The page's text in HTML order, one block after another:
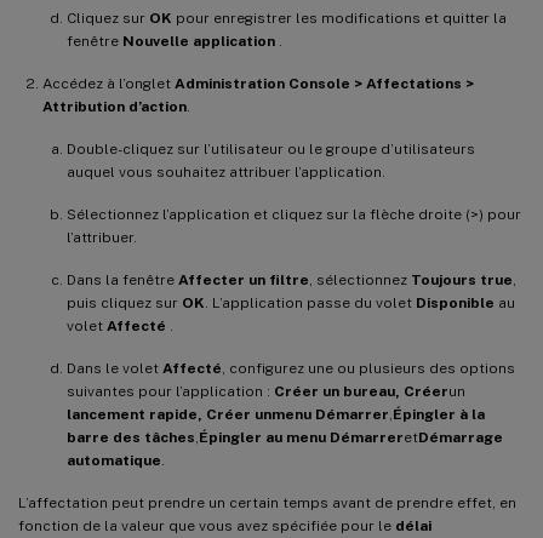
Cliquez sur OK pour enregistrer les modifications et quitter la
fenêtre Nouvelle application
Accédez à l’onglet Administration Console > Affectations >
Attribution d’action
Double-cliquez sur l’utilisateur ou le groupe d’utilisateurs
auquel vous souhaitez attribuer l’application.
Sélectionnez l’application et cliquez sur la flèche droite (>) pour
l’attribuer.
Dans la fenêtre Affecter un filtre , sélectionnez Toujours true
puis cliquez sur OK . L’application passe du volet Disponible au
volet Affecté
Dans le volet Affecté , configurez une ou plusieurs des options
suivantes pour l’application : Créer un bureau, Créerun
lancement rapide, Créer unmenu Démarrer Épingler à la
barre des tâches Épingler au menu DémarreretDémarrage
automatique
L’affectation peut prendre un certain temps avant de prendre effet, en
fonction de la valeur que vous avez spécifiée pour le délai